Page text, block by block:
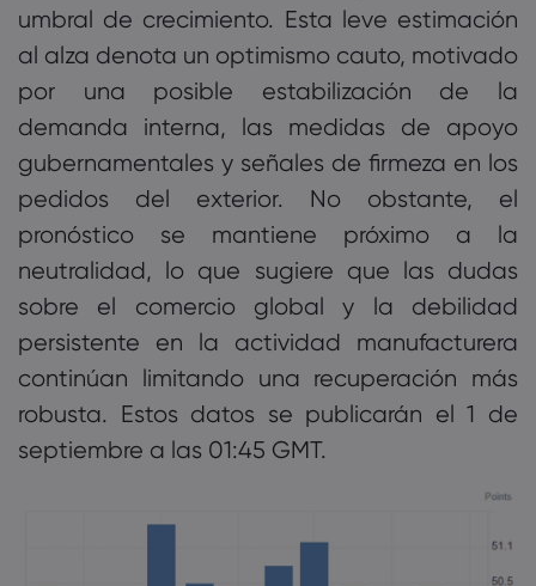
umbral de crecimiento. Esta leve estimación
al alza denota un optimismo cauto, motivado
por una posible estabilización de la
demanda interna, las medidas de apoyo
gubernamentales y señales de firmeza en los
pedidos del exterior. No obstante, el
pronóstico se mantiene próximo a la
neutralidad, lo que sugiere que las dudas
sobre el comercio global y la debilidad
persistente en la actividad manufacturera
continúan limitando una recuperación más
robusta. Estos datos se publicarán el 1 de
septiembre a las 01:45 GMT.